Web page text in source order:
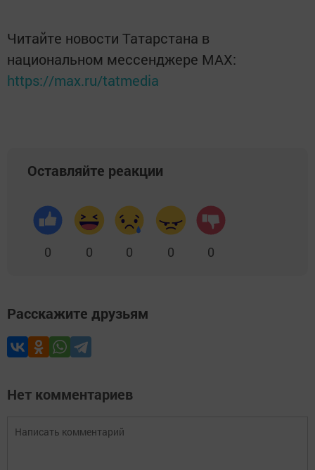
Читайте новости Татарстана в
национальном мессенджере MАХ:
https://max.ru/tatmedia
Оставляйте реакции
0 0 0 0 0
Расскажите друзьям
Нет комментариев